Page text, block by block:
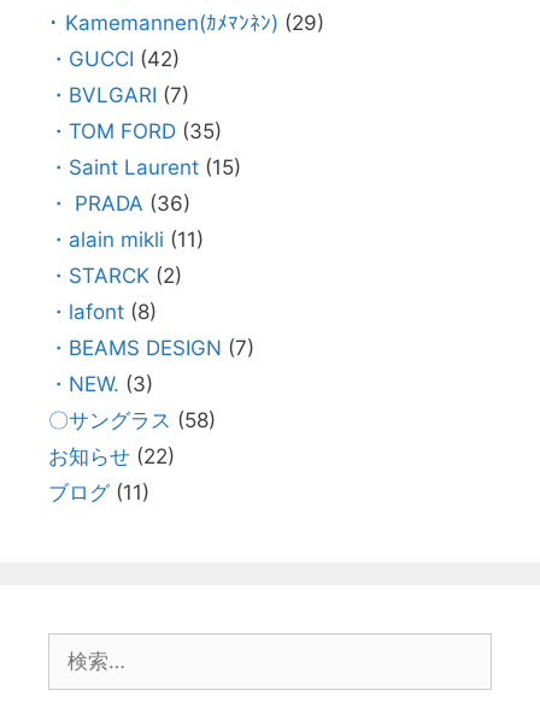
･ Kamemannen(ｶﾒﾏﾝﾈﾝ) (29)
・GUCCI (42)
・BVLGARI (7)
・TOM FORD (35)
・Saint Laurent (15)
・ PRADA (36)
・alain mikli (11)
・STARCK (2)
・lafont (8)
・BEAMS DESIGN (7)
・NEW. (3)
〇サングラス (58)
お知らせ (22)
ブログ(11)